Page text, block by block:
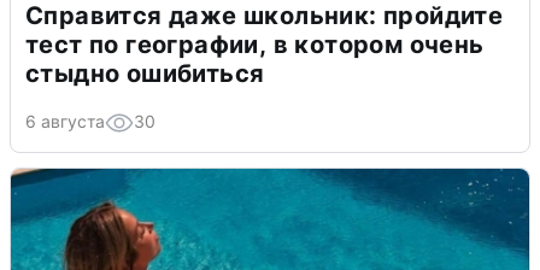
Справится даже школьник: пройдите
тест по географии, в котором очень
стыдно ошибиться
6 августа 30